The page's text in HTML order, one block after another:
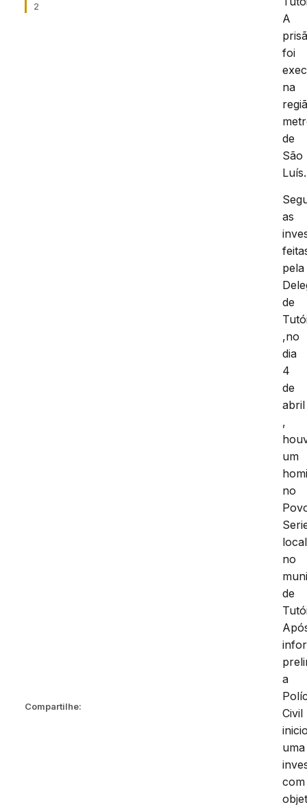
2
Compartilhe:
A
foi
na
de
São
Luís.
as
pela
de
,no
dia
4
de
abril
,
um
no
no
de
a
Civil
uma
com